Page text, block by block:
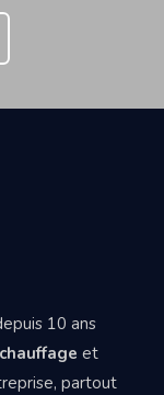
10 ans
et
partout